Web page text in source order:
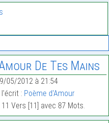
De Tes Mains
05/2012 à 21:54
: Poème d'Amour
Vers [11] avec 87 Mots.